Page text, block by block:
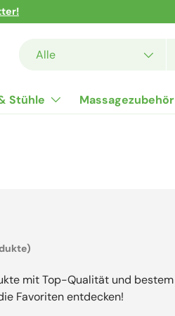
Alle
Stühle Massagezubehör
mit Top-Qualität und bestem
Favoriten entdecken!